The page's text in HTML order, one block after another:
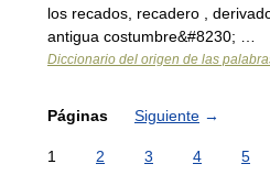
los recados, recadero ,
antigua costumbre&#8230; …
Diccionario del origen de las
Páginas Siguiente →
1 2 3 4 5